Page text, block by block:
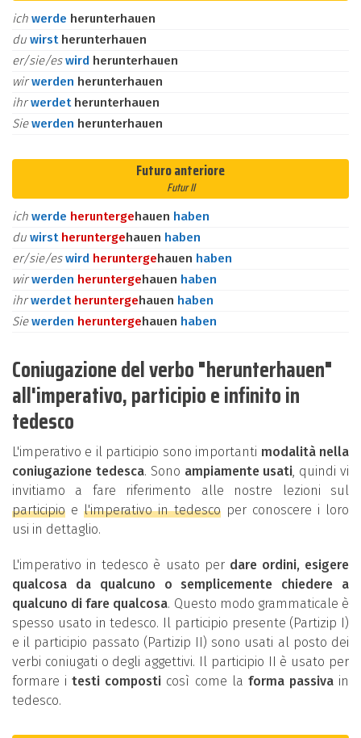
ich werde herunterhauen
du wirst herunterhauen
er/sie/eswird herunterhauen
wirwerden herunterhauen
ihrwerdet herunterhauen
Siewerden herunterhauen
Futuro anteriore
Futur II
ich werde heruntergehauen haben
du wirst heruntergehauen haben
er/sie/eswird heruntergehauen haben
wirwerden heruntergehauen haben
ihrwerdet heruntergehauen haben
Siewerden heruntergehauen haben
Coniugazione del verbo "herunterhauen"
all'imperativo, participio e infinito in
tedesco
L'imperativo e il participio sono importanti modalità nella
coniugazione tedesca. Sono ampiamente usati, quindi vi
invitiamo a fare riferimento alle nostre lezioni sul
participio e l'imperativo in tedesco per conoscere i loro
usi in dettaglio.
L'imperativo in tedesco è usato per dare ordini, esigere
qualcosa da qualcuno o semplicemente chiedere a
qualcuno di fare qualcosa. Questo modo grammaticale è
spesso usato in tedesco. Il participio presente (Partizip I)
e il participio passato (Partizip II) sono usati al posto dei
verbi coniugati o degli aggettivi. Il participio II è usato per
formare itesti composti così come la forma passivain
tedesco.